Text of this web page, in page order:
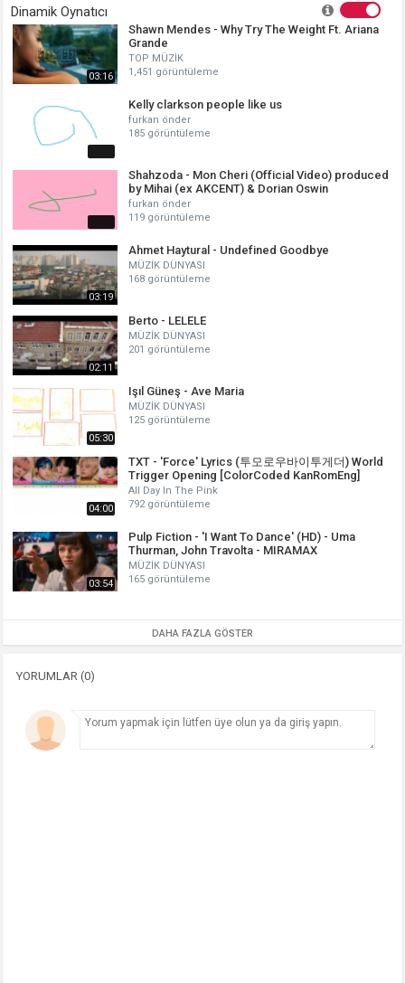
Dinamik Oynatıcı
03:16
Shawn Mendes - Why Try The Weight Ft. Ariana
Grande
TOP MÜZİK
1,451 görüntüleme
Kelly clarkson people like us
furkan önder
185 görüntüleme
Shahzoda - Mon Cheri (Official Video) produced
by Mihai (ex AKCENT) & Dorian Oswin
furkan önder
119 görüntüleme
03:19
Ahmet Haytural - Undefined Goodbye
MÜZİK DÜNYASI
168 görüntüleme
02:11
Berto - LELELE
MÜZİK DÜNYASI
201 görüntüleme
05:30
Işıl Güneş - Ave Maria
MÜZİK DÜNYASI
125 görüntüleme
04:00
TXT - 'Force' Lyrics (투모로우바이투게더) World
Trigger Opening [ColorCoded KanRomEng]
All Day In The Pink
792 görüntüleme
03:54
Pulp Fiction - 'I Want To Dance' (HD) - Uma
Thurman, John Travolta - MIRAMAX
MÜZİK DÜNYASI
165 görüntüleme
DAHA FAZLA GÖSTER
YORUMLAR (0)